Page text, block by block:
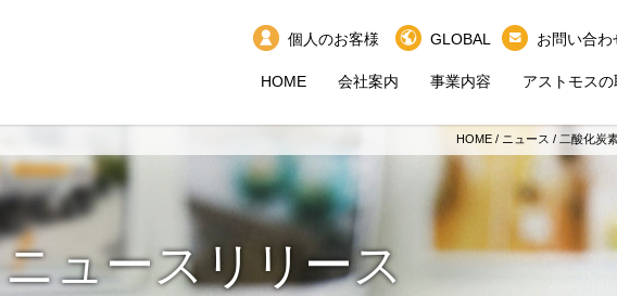
個人のお客様 GLOBAL お問い合わ
HOME 会社案内 事業内容 アストモス
ニュースリリース
HOME / ニュース / 二酸化炭